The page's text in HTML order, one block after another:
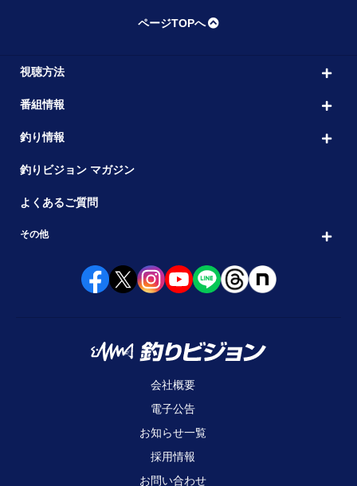
ページTOPへ
視聴方法
番組情報
釣り情報
釣りビジョン マガジン
よくあるご質問
その他
会社概要
電子公告
お知らせ一覧
採用情報
お問い合わせ